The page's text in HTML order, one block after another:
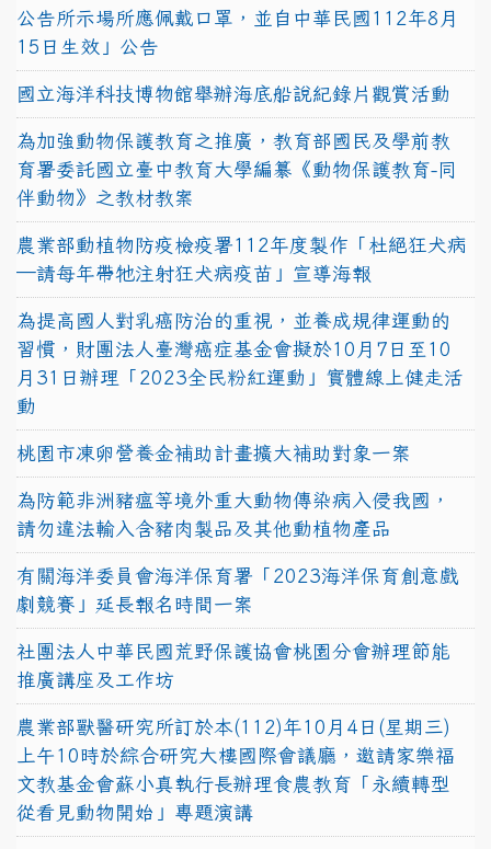
公告所示場所應佩戴口罩，並自中華民國112年8月
15日生效」公告
國立海洋科技博物館舉辦海底船說紀錄片觀賞活動
為加強動物保護教育之推廣，教育部國民及學前教
育署委託國立臺中教育大學編纂《動物保護教育-同
伴動物》之教材教案
農業部動植物防疫檢疫署112年度製作「杜絕狂犬病
—請每年帶牠注射狂犬病疫苗」宣導海報
為提高國人對乳癌防治的重視，並養成規律運動的
習慣，財團法人臺灣癌症基金會擬於10月7日至10
月31日辦理「2023全民粉紅運動」實體線上健走活
動
桃園市凍卵營養金補助計畫擴大補助對象一案
為防範非洲豬瘟等境外重大動物傳染病入侵我國，
請勿違法輸入含豬肉製品及其他動植物產品
有關海洋委員會海洋保育署「2023海洋保育創意戲
劇競賽」延長報名時間一案
社團法人中華民國荒野保護協會桃園分會辦理節能
推廣講座及工作坊
農業部獸醫研究所訂於本(112)年10月4日(星期三)
上午10時於綜合研究大樓國際會議廳，邀請家樂福
文教基金會蘇小真執行長辦理食農教育「永續轉型
從看見動物開始」專題演講